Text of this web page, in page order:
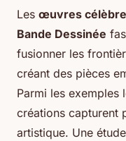
Les œuvres
Bande Dessinée
fusionner les
créant des pièces
Parmi les exemples
créations capturent
artistique. Une